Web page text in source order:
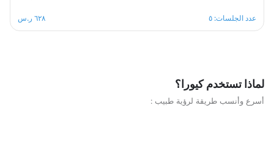
وصولك للهدف ممكن ودون اي اضرار صحية مع ثبات على اسلوب
حياة صحي ومتوازن ، هذا البرنامج الغذائي مكون من خمس جلسات
عدد الجلسات: ٥ ٦٢٨ ر.س
لماذا تستخدم كيورا؟
أسرع وأنسب طريقة لرؤية طبيب :